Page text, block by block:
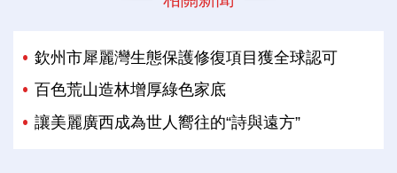
欽州市犀麗灣生態保護修復項目獲全球認可
百色荒山造林增厚綠色家底
讓美麗廣西成為世人嚮往的“詩與遠方”